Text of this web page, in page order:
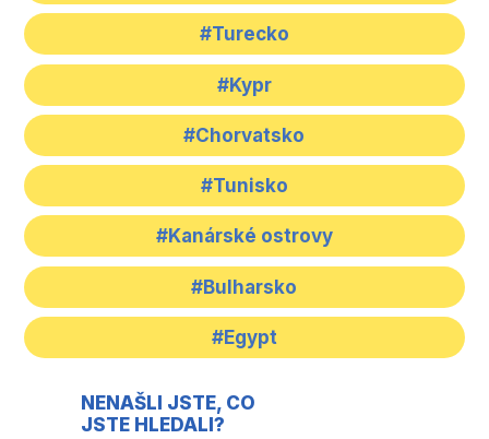
#Turecko
#Kypr
#Chorvatsko
#Tunisko
#Kanárské ostrovy
#Bulharsko
#Egypt
NENAŠLI JSTE, CO
JSTE HLEDALI?